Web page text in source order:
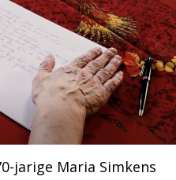
jarige Maria Simkens